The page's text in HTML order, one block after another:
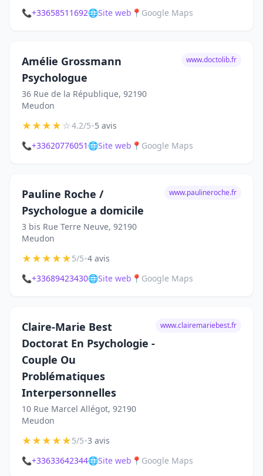
📞+33658511692🌐Site web 📍 Google Maps
Amélie Grossmann
Psychologue
36 Rue de la République, 92190
Meudon
www.doctolib.fr
★★★★☆4.2/5•5 avis
📞+33620776051 🌐Site web 📍 Google Maps
Pauline Roche /
Psychologue a domicile
3 bis Rue Terre Neuve, 92190
Meudon
www.paulineroche.fr
★★★★★5/5•4 avis
📞+33689423430🌐Site web 📍 Google Maps
Claire-Marie Best
Doctorat En Psychologie -
Couple Ou
Problématiques
Interpersonnelles
10 Rue Marcel Allégot, 92190
Meudon
www.clairemariebest.fr
★★★★★5/5•3 avis
📞+33633642344🌐Site web 📍 Google Maps